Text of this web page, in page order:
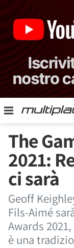
The
2021:
ci sarà
Geoff
Fils-Aimé
Awards
è una